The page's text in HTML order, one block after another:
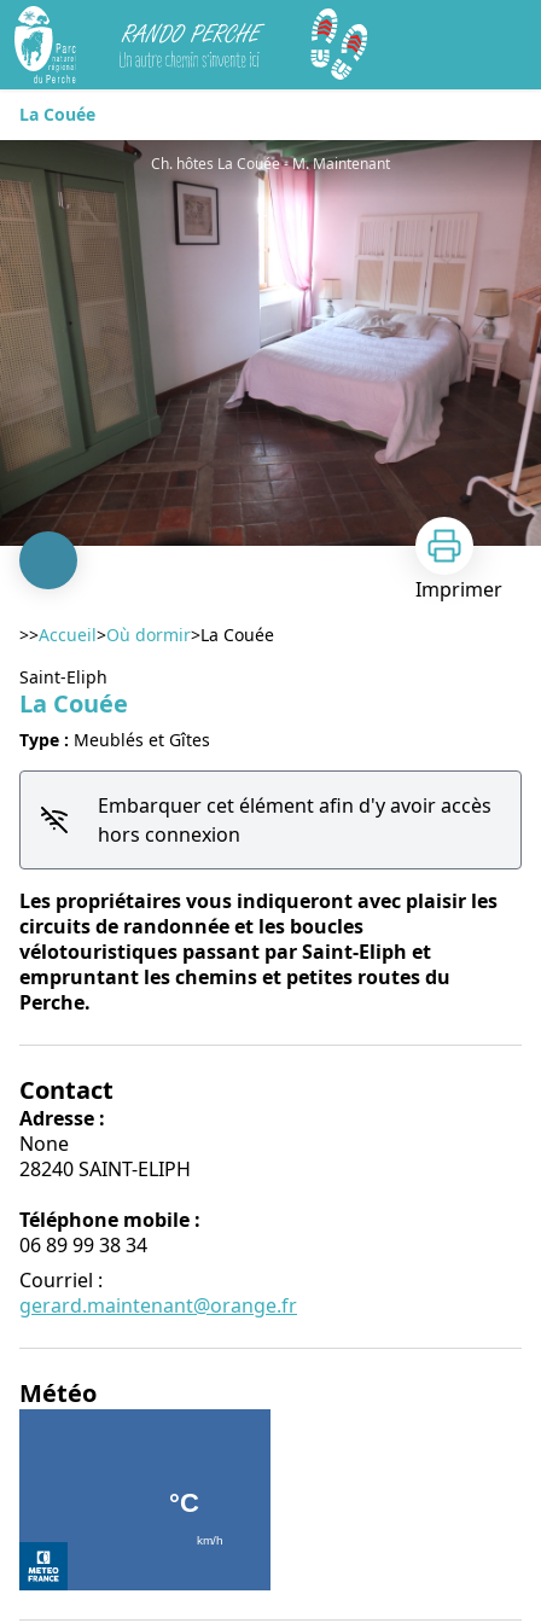
Rando Perche
La Couée
Ch. hôtes La Couée - M. Maintenant
Imprimer
>>Accueil>Où dormir>La Couée
Saint-Eliph
La Couée
Type : Meublés et Gîtes
Embarquer cet élément afin d'y avoir accès
hors connexion
Les propriétaires vous indiqueront avec plaisir les
circuits de randonnée et les boucles
vélotouristiques passant par Saint-Eliph et
empruntant les chemins et petites routes du
Perche.
Contact
Adresse :
None
28240 SAINT-ELIPH
Téléphone mobile :
06 89 99 38 34
Courriel :
gerard.maintenant@orange.fr
Météo